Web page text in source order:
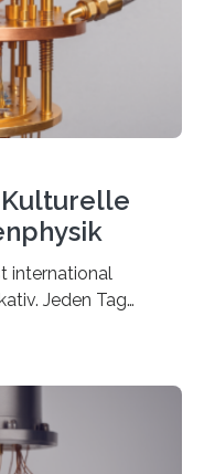
zeigen, dass sich
hochpräzise…
international
Jeden Tag
Neue
ist der Alltag in
die dieses Jahr 100